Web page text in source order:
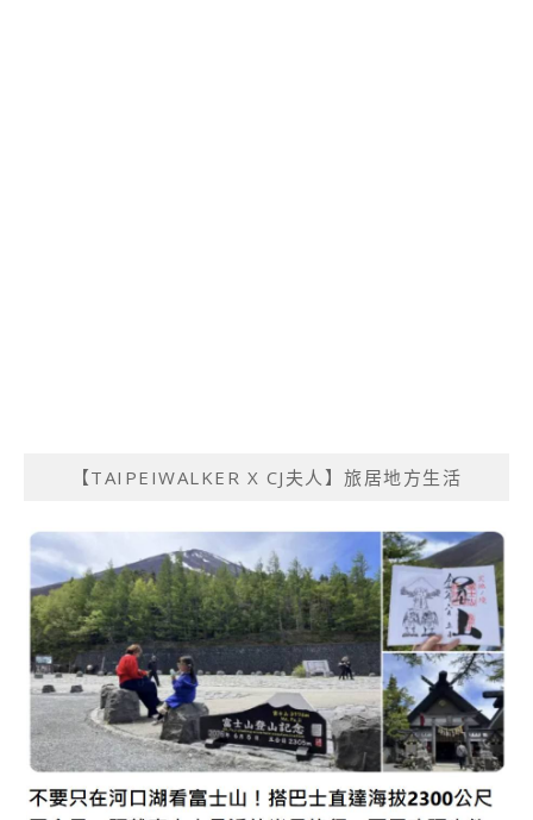
【TAIPEIWALKER X CJ夫人】旅居地方生活